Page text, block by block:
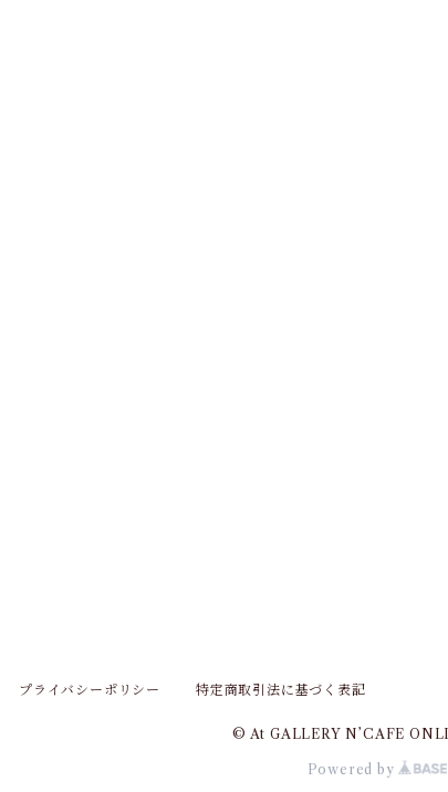
プライバシーポリシー 特定商取引法に基づく表記
© At GALLERY N’CAFE
Powered by